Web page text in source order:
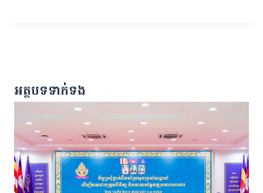
អត្ថបទទាក់ទង